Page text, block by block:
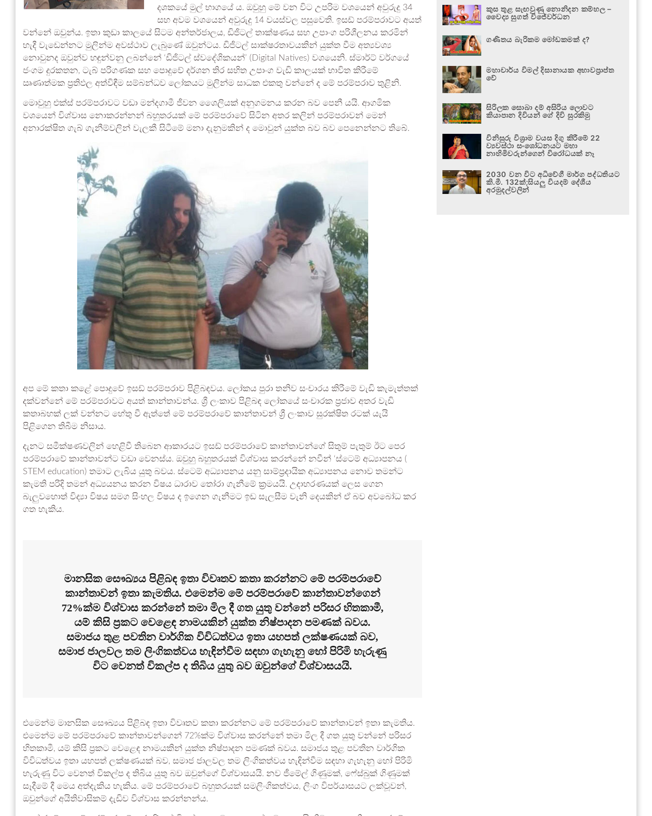
දශකයේ මුල් භාගයේ ය. ඔවුහු මේ වන විට උපරිම වශයෙන් අවුරුදු 34
සහ අවම වශයෙන් අවුරුදු 14 වයස්වල පසුවෙති. ඉසඩ් පරම්පරාවට අයත්
වන්නේ ඔවුන්ය. ඉතා කුඩා කාලයේ සිටම අන්තර්ජාලය, ඩිජිටල් තාක්ෂණය සහ උපාංග පරිශීලනය කරමින්
හැදී වැඩෙන්නට මුලින්ම අවස්ථාව ලැබුණේ ඔවුන්ටය. ඩිජිටල් සාක්ෂරතාවයකින් යුක්ත වීම අත්‍යවශ්‍ය
නොවුනද ඔවුන්ව හඳුන්වනු ලබන්නේ ‘ඩිජිටල් ස්වදේශිකයන්’ (Digital Natives) වශයෙනි. ස්මාර්ට් වර්ගයේ
ජංගම දුරකතන, ටැබ් පරිගණක සහ පොදුවේ දර්ශන තිර සහිත උපාංග වැඩි කාලයක් භාවිත කිරීමේ
ඍණාත්මක ප්‍රතිඵල අත්විඳීම සම්බන්ධව ලෝකයට මුලින්ම සාධක එකතු වන්නේ ද මේ පරම්පරාව තුළිනි.
මොවුහු එක්ස් පරම්පරාවට වඩා මන්දගාමී ජීවන ශෛලියක් අනුගමනය කරන බව පෙනී යයි. ආගමික
වශයෙන් විශ්වාස නොකරන්නන් බහුතරයක් මේ පරම්පරාවේ සිටින අතර කලින් පරම්පරාවන් මෙන්
අනාරක්ෂිත ගැබ් ගැනීම්වලින් වැලකී සිටීමේ මනා දැනුමකින් ද මොවුන් යුක්ත බව බව පෙනෙන්නට තිබේ.
අප මේ කතා කළේ පොදුවේ ඉසඩ් පරම්පරාව පිළිබඳවය. ලෝකය පුරා තනිව සංචාරය කිරීමේ වැඩි කැමැත්තක්
දක්වන්නේ මේ පරම්පරාවට අයත් කාන්තාවන්ය. ශ්‍රී ලංකාව පිළිබඳ ලෝකයේ සංචාරක ප්‍රජාව අතර වැඩි
කතාබහක් ලක් වන්නට හේතු වී ඇත්තේ මේ පරම්පරාවේ කාන්තාවන් ශ්‍රී ලංකාව සුරක්ෂිත රටක් යැයි
පිළිගෙන තිබීම නිසාය.
දැනට සමීක්ෂණවලින් හෙළිවී තිබෙන ආකාරයට ඉසඩ් පරම්පරාවේ කාන්තාවන්ගේ සිතුම් පැතුම් ඊට පෙර
පරම්පරාවේ කාන්තාවන්ට වඩා වෙනස්ය. ඔවුහු බහුතරයක් විශ්වාස කරන්නේ නවීන් ‘ස්ටෙම් අධ්‍යාපනය (
STEM education) තමාට ලැබිය යුතු බවය. ස්ටෙම් අධ්‍යාපනය යනු සාම්ප්‍රදායික අධ්‍යාපනය නොව තමන්ට
කැමති පරිදි තමන් අධ්‍යයනය කරන විෂය ධාරාව තෝරා ගැනීමේ ක්‍රමයයි. උදාහරණයක් ලෙස ගෙන
බැලුවහොත් විද්‍යා විෂය සමග සිංහල විෂය ද ඉගෙන ගැනීමට ඉඩ සැලසීම වැනි දෙයකින් ඒ බව අවබෝධ කර
ගත හැකිය.
මානසික සෞඛ්‍යය පිළිබඳ ඉතා විවෘතව කතා කරන්නට මේ පරම්පරාවේ
කාන්තාවන් ඉතා කැමතිය. එමෙන්ම මේ පරම්පරාවේ කාන්තාවන්ගෙන්
72%ක්ම විශ්වාස කරන්නේ තමා මිල දී ගත යුතු වන්නේ පරිසර හිතකාමී,
යම් කිසි ප්‍රකට වෙළෙඳ නාමයකින් යුක්ත නිෂ්පාදන පමණක් බවය.
සමාජය තුළ පවතින වාර්ගික විවිධත්වය ඉතා යහපත් ලක්ෂණයක් බව,
සමාජ ජාලවල තම ලිංගිකත්වය හැඳින්වීම සඳහා ගැහැනු හෝ පිරිමි හැරුණු
විට වෙනත් විකල්ප ද තිබිය යුතු බව ඔවුන්ගේ විශ්වාසයයි.
එමෙන්ම මානසික සෞඛ්‍යය පිළිබඳ ඉතා විවෘතව කතා කරන්නට මේ පරම්පරාවේ කාන්තාවන් ඉතා කැමතිය.
එමෙන්ම මේ පරම්පරාවේ කාන්තාවන්ගෙන් 72%ක්ම විශ්වාස කරන්නේ තමා මිල දී ගත යුතු වන්නේ පරිසර
හිතකාමී, යම් කිසි ප්‍රකට වෙළෙඳ නාමයකින් යුක්ත නිෂ්පාදන පමණක් බවය. සමාජය තුළ පවතින වාර්ගික
විවිධත්වය ඉතා යහපත් ලක්ෂණයක් බව, සමාජ ජාලවල තම ලිංගිකත්වය හැඳින්වීම සඳහා ගැහැනු හෝ පිරිමි
හැරුණු විට වෙනත් විකල්ප ද තිබිය යුතු බව ඔවුන්ගේ විශ්වාසයයි. නව ජීමේල් ගිණුමක්, ෆේස්බුක් ගිණුමක්
සෑදීමේ දී මෙය අත්දැකිය හැකිය. මේ පරම්පරාවේ බහුතරයක් සමලිංගිකත්වය, ලිංග විපර්යාසයට ලක්වූවන්,
ඔවුන්ගේ අයිතිවාසිකම් දැඩිව විශ්වාස කරන්නන්ය.
කුස තුළ සැඟවුණු නොනිදන කම්හල –
වෛද්‍ය සුගත් විජේවර්ධන
ගණිතය බැරිකම මෝඩකමක් ද?
මහාචාර්ය විමල් දිසානායක අභාවප්‍රාප්ත
වේ
සිරිලක සොබා දම් අසිරිය ලොවට
කියාපාන දිවියන් ගේ දිවි සුරකිමු
විනිසුරු විශ්‍රාම වයස දිගු කිරීමේ 22
ව්‍යවස්ථා සංශෝධනයට මහා
නාහිමිවරුන්ගෙන් විරෝධයක් නෑ
2030 වන විට අධිවේගී මාර්ග පද්ධතියට
කි.මී. 132ක්;සියලු වියදම් දේශීය
අරමුදල්වලින්